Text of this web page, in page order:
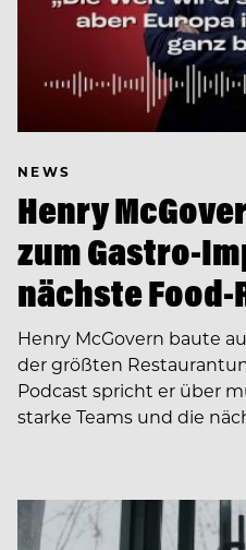
NEWS
Henry
zum Gastro-
nächste
Henry McGovern baute
der größten
Podcast spricht er über
starke Teams und die